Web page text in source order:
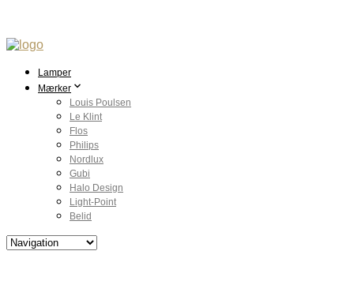
Lamper
Mærker
Louis Poulsen
Le Klint
Flos
Philips
Nordlux
Gubi
Halo Design
Light-Point
Belid